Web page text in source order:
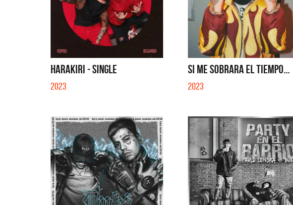
HARAKIRI - SINGLE
2023
SI ME SOBRARA EL TIEMPO...
2023